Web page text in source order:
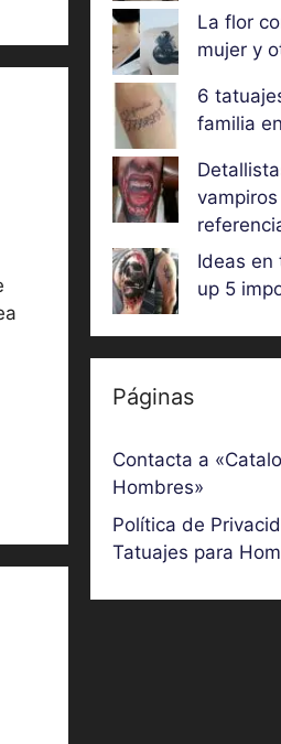
La flor
mujer y
6
familia
Ideas en
up 5
Páginas
Contacta a
Hombres»
Política de
Tatuajes para